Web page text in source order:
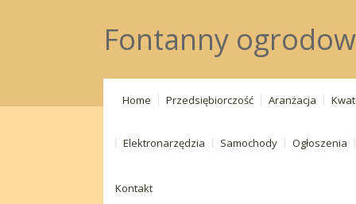
Fontanny
Home Przedsiębiorczość Aranżacja
Elektronarzędzia Samochody Ogłoszenia
Kontakt